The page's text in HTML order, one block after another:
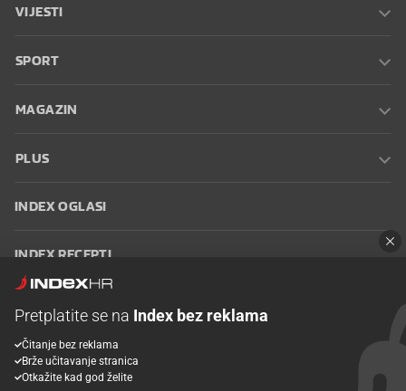
VIJESTI
SPORT
MAGAZIN
PLUS
INDEX OGLASI
INDEX RECEPTI
Oglašavanje Zaposli se na Indexu
korištenja
Postavke kolačića
Pretplatite se na Index bez reklama
Čitanje bez reklama
Brže učitavanje stranica
Otkažite kad god želite